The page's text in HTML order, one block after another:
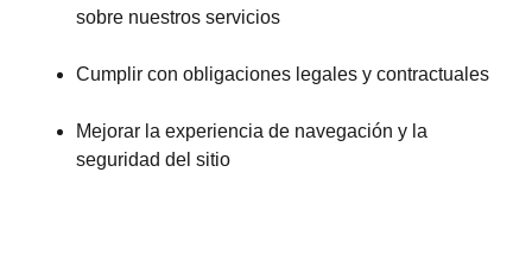
sobre nuestros servicios
Cumplir con obligaciones legales y contractuales
Mejorar la experiencia de navegación y la
seguridad del sitio